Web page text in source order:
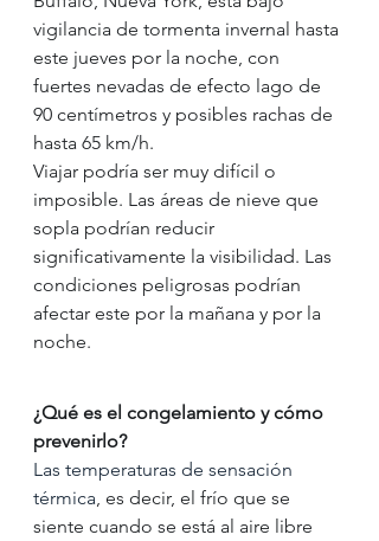
vigilancia de tormenta invernal hasta
este jueves por la noche, con
fuertes nevadas de efecto lago de
90 centímetros y posibles rachas de
hasta 65 km/h.
Viajar podría ser muy difícil o
imposible. Las áreas de nieve que
sopla podrían reducir
significativamente la visibilidad. Las
condiciones peligrosas podrían
afectar este por la mañana y por la
noche.
¿Qué es el congelamiento y cómo
prevenirlo?
Las temperaturas de sensación
térmica , es decir, el frío que se
siente cuando se está al aire libre